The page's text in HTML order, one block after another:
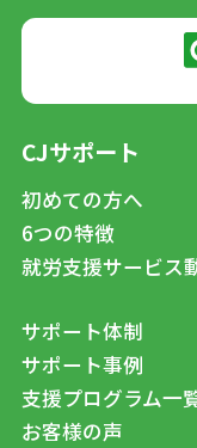
CJサポート
初めての方へ
6つの特徴
就労支援サービス
サポート体制
サポート事例
支援プログラム一
お客様の声